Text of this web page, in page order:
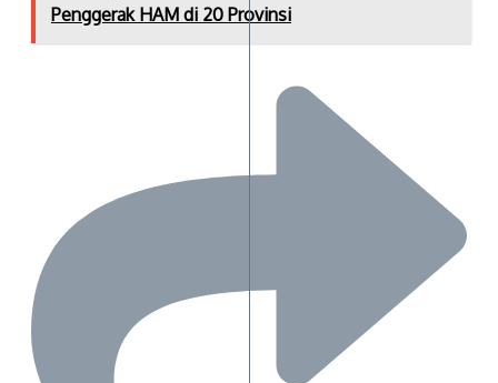
Penggerak HAM di 20 Provinsi